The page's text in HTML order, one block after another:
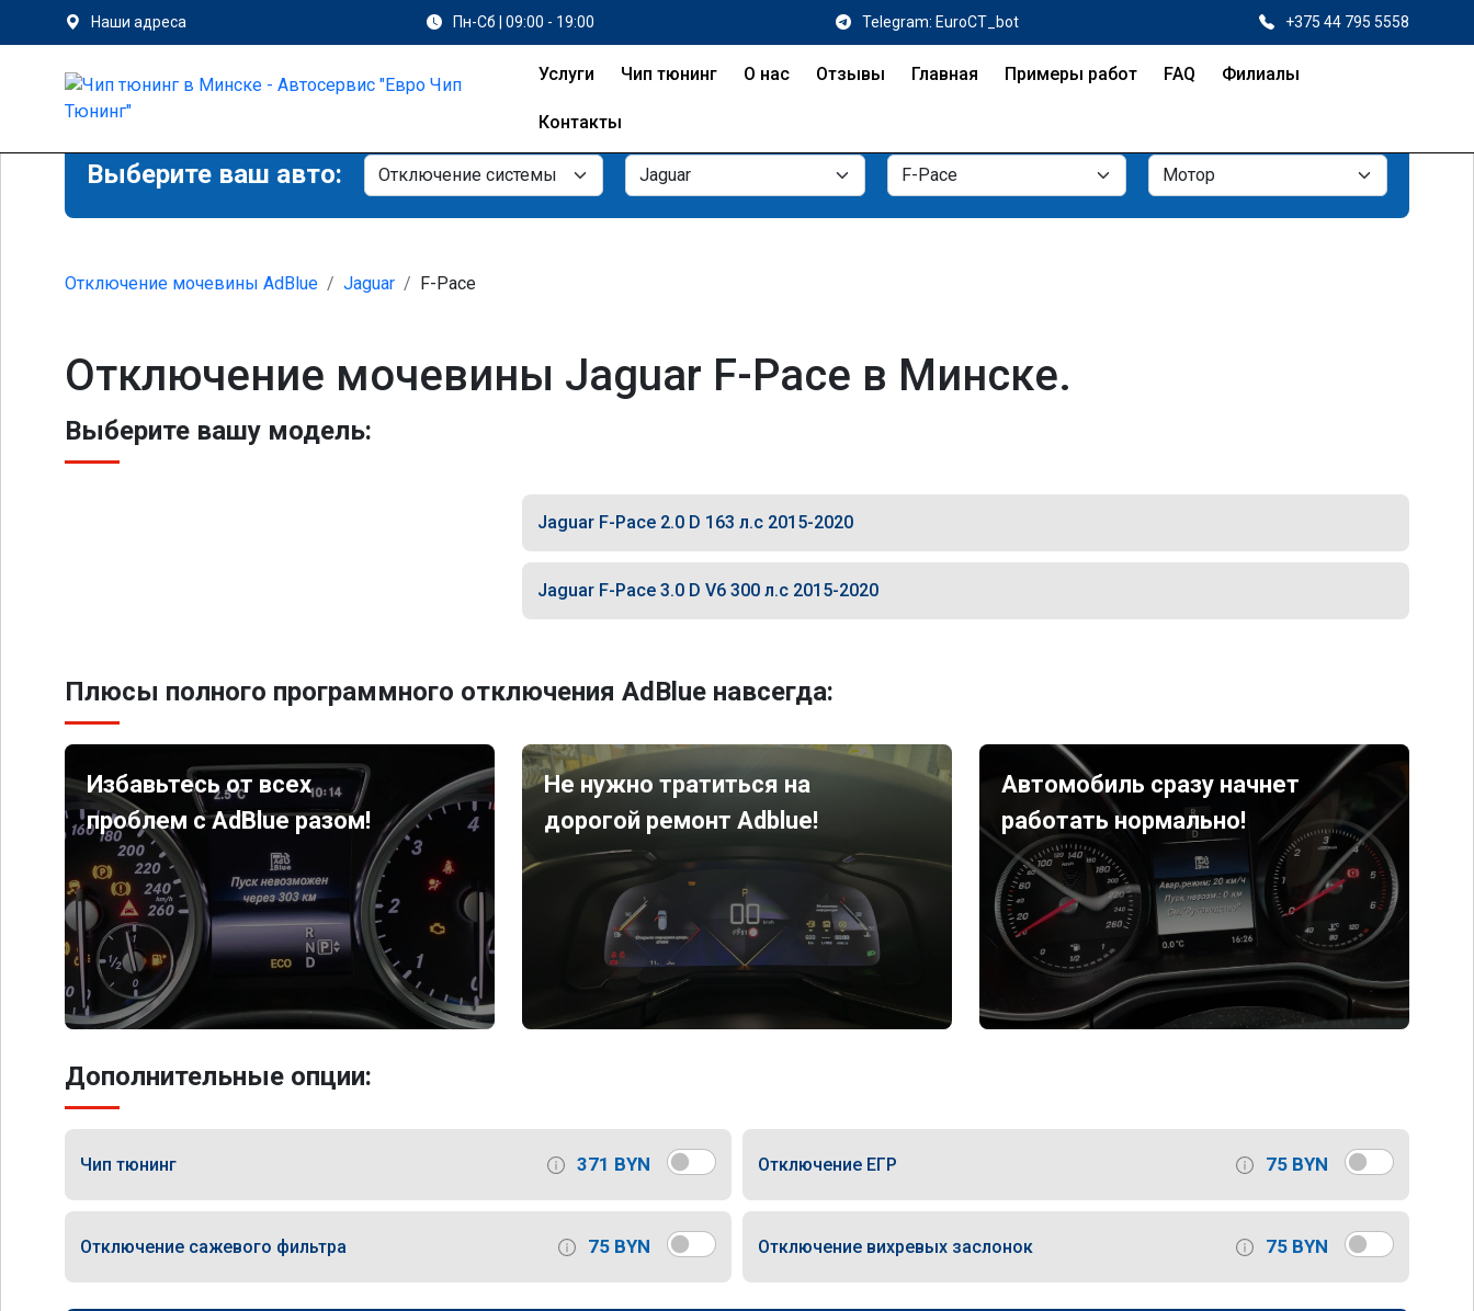
Наши адреса Пн-Сб | 09:00 - 19:00 Telegram: EuroCT_bot +375 44 795 5558
Услуги Чип тюнинг О нас Отзывы Главная Примеры работ FAQ Филиалы
Контакты
Выберите ваш авто:
Отключение мочевины AdBlue Jaguar F-Pace
Отключение мочевины Jaguar F-Pace в Минске.
Выберите вашу модель:
Jaguar F-Pace 2.0 D 163 л.с 2015-2020
Jaguar F-Pace 3.0 D V6 300 л.с 2015-2020
Плюсы полного программного отключения AdBlue навсегда:
Избавьтесь от всех
проблем с AdBlue разом!
Не нужно тратиться на
дорогой ремонт Adblue!
Автомобиль сразу начнет
работать нормально!
Дополнительные опции:
Чип тюнинг 371 BYN Отключение ЕГР 75 BYN
Отключение сажевого фильтра 75 BYN Отключение вихревых заслонок 75 BYN